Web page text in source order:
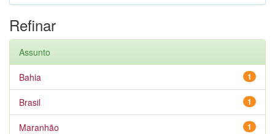
Refinar
Assunto
1
Bahia
1
Brasil
1
Maranhão